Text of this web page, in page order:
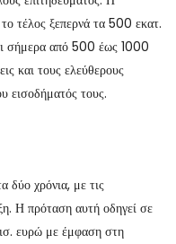
τέλος ξεπερνά τα 500 εκατ.
σήμερα από 500 έως 1000
και τους ελεύθερους
εισοδήματός τους.
χρόνια, με τις
Η πρόταση αυτή οδηγεί σε
ευρώ με έμφαση στη